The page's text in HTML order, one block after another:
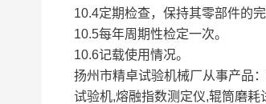
10.4定期检查，保持其零部件的完
10.5每年周期性检定一次。
10.6记载使用情况。
扬州市精卓试验机械厂从事产品
试验机,熔融指数测定仪,辊筒磨